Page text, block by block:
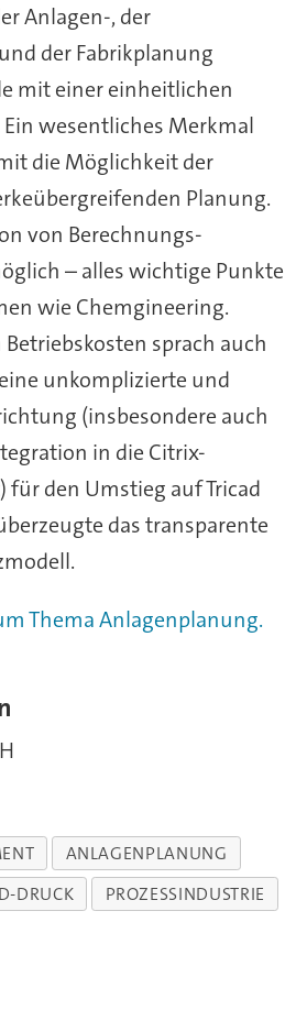
Anlagen-, der
der Fabrikplanung
mit einer einheitlichen
wesentliches Merkmal
die Möglichkeit der
Planung.
von Berechnungs-
– alles wichtige Punkte
wie Chemgineering.
sprach auch
unkomplizierte und
(insbesondere auch
in die Citrix-
für den Umstieg auf Tricad
das transparente
Thema Anlagenplanung.
ANLAGENPLANUNG
DRUCK
PROZESSINDUSTRIE